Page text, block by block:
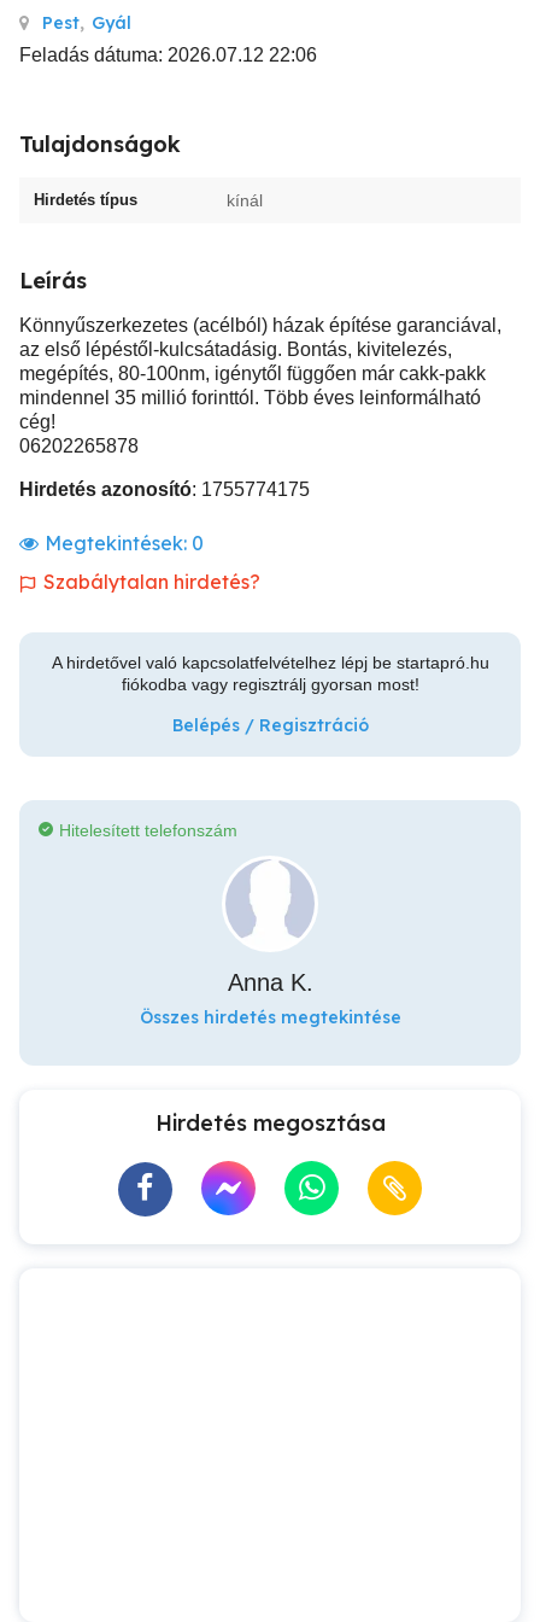
Pest, Gyál
Feladás dátuma: 2026.07.12 22:06
Tulajdonságok
Hirdetés típus kínál
Leírás
Könnyűszerkezetes (acélból) házak építése garanciával,
az első lépéstől-kulcsátadásig. Bontás, kivitelezés,
megépítés, 80-100nm, igénytől függően már cakk-pakk
mindennel 35 millió forinttól. Több éves leinformálható
cég!
06202265878
Hirdetés azonosító: 1755774175
Megtekintések: 0
Szabálytalan hirdetés?
A hirdetővel való kapcsolatfelvételhez lépj be startapró.hu
fiókodba vagy regisztrálj gyorsan most!
Belépés / Regisztráció
Hitelesített telefonszám
Anna K.
Összes hirdetés megtekintése
Hirdetés megosztása